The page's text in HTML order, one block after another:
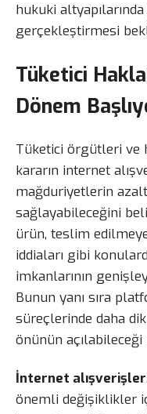
hukuki
gerçekleştirmesi
Tüketici
Dönem
Tüketici örgütleri ve
kararın internet
mağduriyetlerin
sağlayabileceğini
ürün, teslim
iddiaları gibi
imkanlarının
Bunun yanı sıra
süreçlerinde daha
önünün
İnternet
önemli değişiklikler